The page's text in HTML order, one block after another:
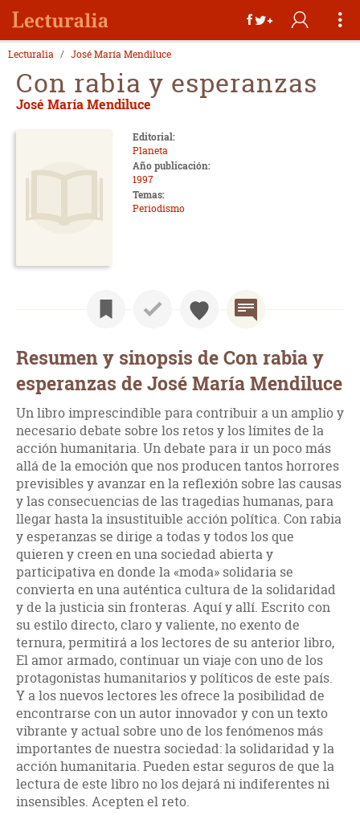
Lecturalia José María Mendiluce
Con rabia y esperanzas
José María Mendiluce
Editorial:
Planeta
Año publicación:
1997
Temas:
Periodismo
Resumen y sinopsis de Con rabia y
esperanzas de José María Mendiluce
Un libro imprescindible para contribuir a un amplio y
necesario debate sobre los retos y los límites de la
acción humanitaria. Un debate para ir un poco más
allá de la emoción que nos producen tantos horrores
previsibles y avanzar en la reflexión sobre las causas
y las consecuencias de las tragedias humanas, para
llegar hasta la insustituible acción política. Con rabia
y esperanzas se dirige a todas y todos los que
quieren y creen en una sociedad abierta y
participativa en donde la «moda» solidaria se
convierta en una auténtica cultura de la solidaridad
y de la justicia sin fronteras. Aquí y allí. Escrito con
su estilo directo, claro y valiente, no exento de
ternura, permitirá a los lectores de su anterior libro,
El amor armado, continuar un viaje con uno de los
protagonistas humanitarios y políticos de este país.
Y a los nuevos lectores les ofrece la posibilidad de
encontrarse con un autor innovador y con un texto
vibrante y actual sobre uno de los fenómenos más
importantes de nuestra sociedad: la solidaridad y la
acción humanitaria. Pueden estar seguros de que la
lectura de este libro no los dejará ni indiferentes ni
insensibles. Acepten el reto.